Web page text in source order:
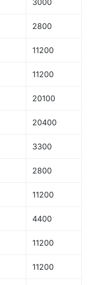
3000
2800
11200
11200
20100
20400
3300
2800
11200
4400
11200
11200